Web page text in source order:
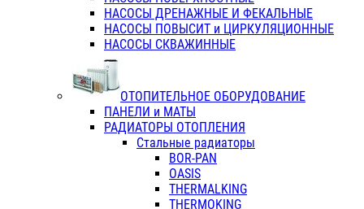
НАСОСЫ ДРЕНАЖНЫЕ И ФЕКАЛЬНЫЕ
НАСОСЫ ПОВЫСИТ и ЦИРКУЛЯЦИОННЫЕ
НАСОСЫ СКВАЖИННЫЕ
ОТОПИТЕЛЬНОЕ ОБОРУДОВАНИЕ
ПАНЕЛИ и МАТЫ
РАДИАТОРЫ ОТОПЛЕНИЯ
Стальные радиаторы
BOR-PAN
OASIS
THERMALKING
THERMOKING